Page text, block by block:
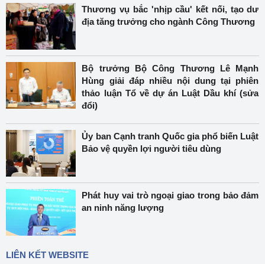
Thương vụ bắc 'nhịp cầu' kết nối, tạo dư
địa tăng trưởng cho ngành Công Thương
Bộ trưởng Bộ Công Thương Lê Mạnh
Hùng giải đáp nhiều nội dung tại phiên
thảo luận Tổ về dự án Luật Dầu khí (sửa
đổi)
Ủy ban Cạnh tranh Quốc gia phổ biến Luật
Bảo vệ quyền lợi người tiêu dùng
Phát huy vai trò ngoại giao trong bảo đảm
an ninh năng lượng
LIÊN KẾT WEBSITE